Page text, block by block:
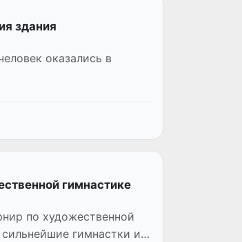
здания
оказались в
гимнастике
по художественной
гимнастки из